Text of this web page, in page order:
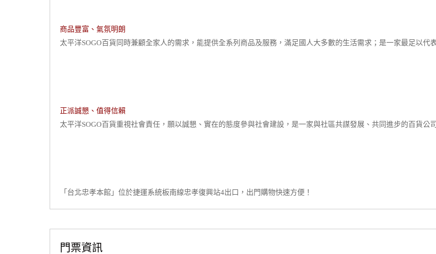
商品豐富、氣氛明朗
太平洋SOGO百貨同時兼顧全家人的需求，能提供全系列商品及服務，滿足國人大多數的生活需求；是一家最足以代
正派誠懇、值得信賴
太平洋SOGO百貨重視社會責任，願以誠懇、實在的態度參與社會建設，是一家與社區共謀發展、共同進步的百貨公
「台北忠孝本館」位於捷運系統板南線忠孝復興站4出口，出門購物快速方便！
門票資訊